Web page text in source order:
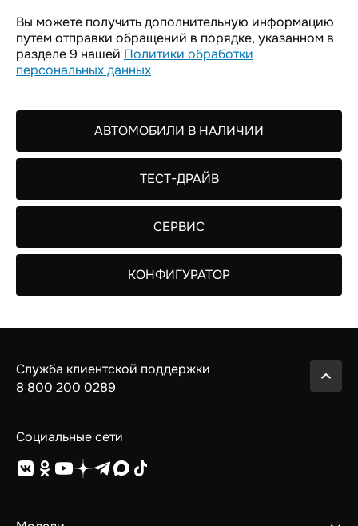
Вы можете получить дополнительную информацию
путем отправки обращений в порядке, указанном в
разделе 9 нашей Политики обработки
персональных данных
АВТОМОБИЛИ В НАЛИЧИИ
ТЕСТ-ДРАЙВ
СЕРВИС
КОНФИГУРАТОР
Служба клиентской поддержки
8 800 200 0289
Социальные сети